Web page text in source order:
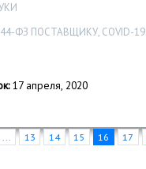
ФЗ ПОСТАВЩИКУ, COVID-19
17 апреля, 2020
13 14 15 16 17